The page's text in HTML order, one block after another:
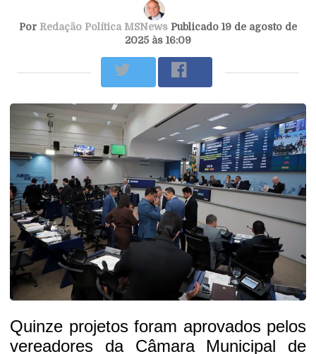
Por Redação Política MSNews Publicado 19 de agosto de
2025 às 16:09
Quinze projetos foram aprovados pelos
vereadores da Câmara Municipal de